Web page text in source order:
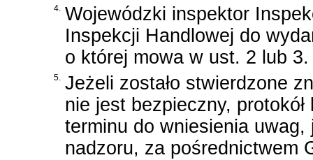
4. Wojewódzki inspektor
Inspekcji Handlowej do
o której mowa w ust. 2 lub 3.
5. Jeżeli zostało stwierdzone
nie jest bezpieczny,
terminu do wniesienia
nadzoru, za pośrednictwem